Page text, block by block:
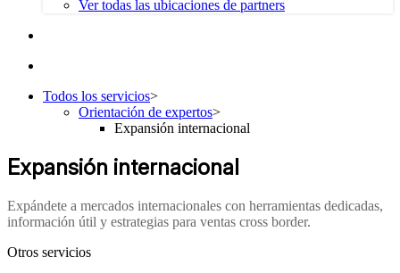
Ver todas las ubicaciones de partners
Todos los servicios>
Orientación de expertos>
Expansión internacional
Expansión internacional
Expándete a mercados internacionales con herramientas dedicadas,
información útil y estrategias para ventas cross border.
Otros servicios